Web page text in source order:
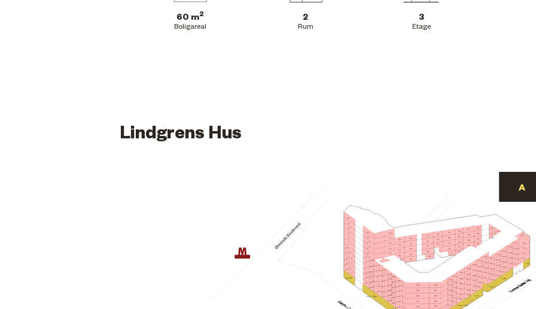
60 m2
Boligareal
2
Rum
3
Etage
Lindgrens Hus
96
95
94
93
90
9
89
88
86
85
84
83
82
81
80
79
78
77
76
75
74
73
72
71
70
7
69
68
67
66
65
64
63
62
61
60
59
5
4
37
36
35
34
33 32
31
3
29 28
27 26
25 24
230
23
229
228
227
226
225
224
223
222
221
220
22
219
218
217
216
215
214
213
212
211
210
21
209
208
207
206
205
204
203
202
201
200
20
2
199
198
197
196
195
194
193
192
191
190
188
187
186
185
184
182
181
180
18
179
178
177
176
175
174
173
172
171
170
17
169
168
167
166
165
164
163
162
161
160
159
158
157
156
155
154
153
152
151
150
15
149
148
147
146
145
144
143
142
141
140
139
138
137
136
135
134
133
132
131
130
13
129
128
127
126
125
124
123
122
121
120
119
118
117
116
115
114
113
112
111
11
106
105
104
1
Føtex / Netto
Føtex / Netto
L.01
L.05
L.08
L.09
Apotek